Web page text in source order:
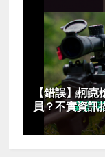
【錯誤】柯
員？不實資訊